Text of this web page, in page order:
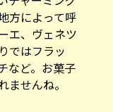
方によって呼
エ、ヴェネツ
ではフラッ
など。お菓子
せんね。